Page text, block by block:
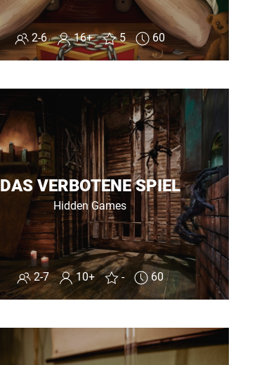
2-6 16+ 5 60
DAS VERBOTENE SPIEL
Hidden Games
2-7 10+ - 60